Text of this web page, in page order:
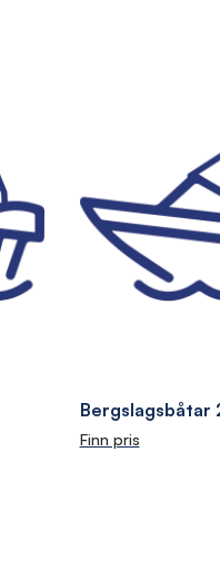
Bergslagsbåtar
Finn pris